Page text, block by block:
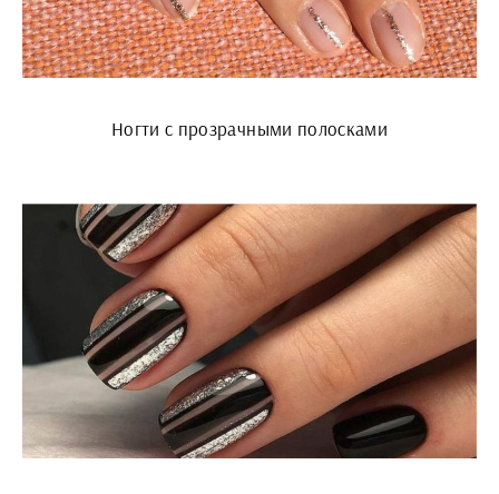
Ногти с прозрачными полосками